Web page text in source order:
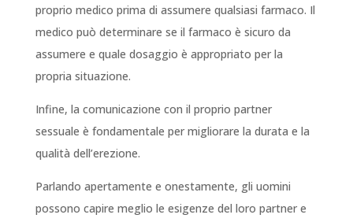
proprio medico prima di assumere qualsiasi farmaco. Il
medico può determinare se il farmaco è sicuro da
assumere e quale dosaggio è appropriato per la
propria situazione.
Infine, la comunicazione con il proprio partner
sessuale è fondamentale per migliorare la durata e la
qualità dell’erezione.
Parlando apertamente e onestamente, gli uomini
possono capire meglio le esigenze del loro partner e